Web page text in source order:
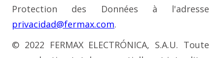
Protection des Données à l'adresse
privacidad@fermax.com.
© 2022 FERMAX ELECTRÓNICA, S.A.U. Toute